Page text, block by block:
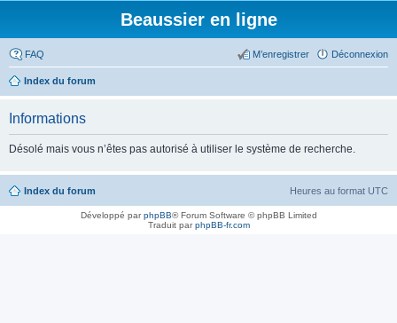
Beaussier en ligne
FAQ Déconnexion
M’enregistrer
Index du forum
Informations
Désolé mais vous n’êtes pas autorisé à utiliser le système de recherche.
Index du forum Heures au format UTC
Développé parphpBB® Forum Software © phpBB Limited
Traduit parphpBB-fr.com